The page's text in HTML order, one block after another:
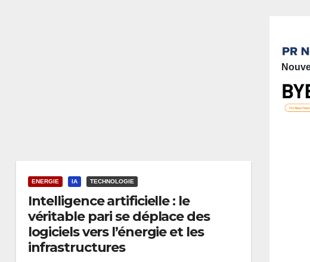
ENERGIE IA TECHNOLOGIE
Intelligence artificielle : le
véritable pari se déplace des
logiciels vers l’énergie et les
infrastructures